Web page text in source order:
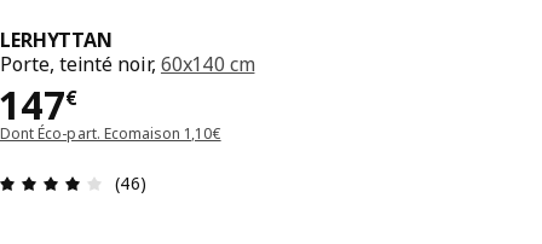
LERHYTTAN
Porte, teinté noir, 60x140 cm
147€
Prix 147€
Dont Éco-part. Ecomaison 1,10€
Avis: 4.1 sur 5 étoiles Nombre total d'avis: 46
(46)